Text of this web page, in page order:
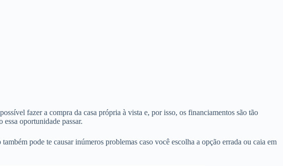
fazer a compra da casa própria à vista e, por isso, os financiamentos são tão
oportunidade passar.
pode te causar inúmeros problemas caso você escolha a opção errada ou caia em